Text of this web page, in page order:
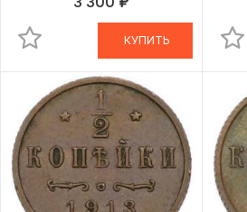
руб.
В КОРЗИНЕ
КУПИТЬ